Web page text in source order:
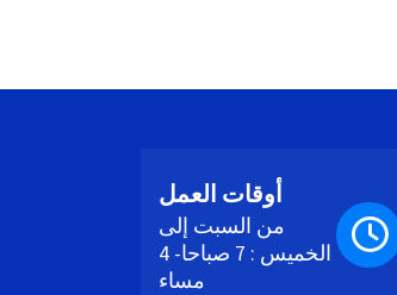
أوقات العمل
من السبت إلى
الخميس : 7 صباحا- 4
مساء